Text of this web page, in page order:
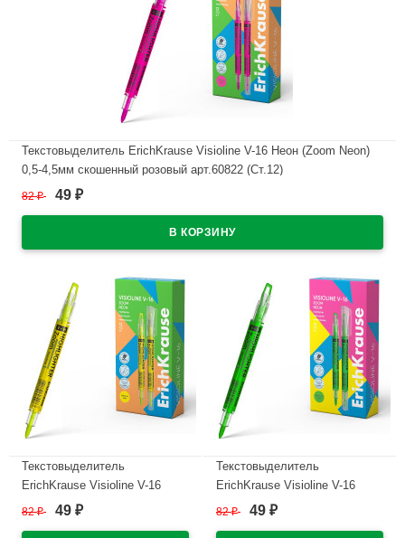
Текстовыделитель ErichKrause Visioline V-16 Неон (Zoom Neon)
0,5-4,5мм скошенный розовый арт.60822 (Ст.12)
В наличии
82₽ 49 ₽
Текстовыделитель
ErichKrause Visioline V-16
Неон (Zoom Neon) 0,5-4,5мм
82₽ 49 ₽
Текстовыделитель
ErichKrause Visioline V-16
Неон (Zoom Neon) 0,5-4,5мм
82₽ 49 ₽